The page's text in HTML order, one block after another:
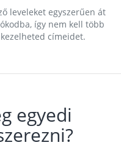
leveleket egyszerűen át
így nem kell több
címeidet.
egyedi